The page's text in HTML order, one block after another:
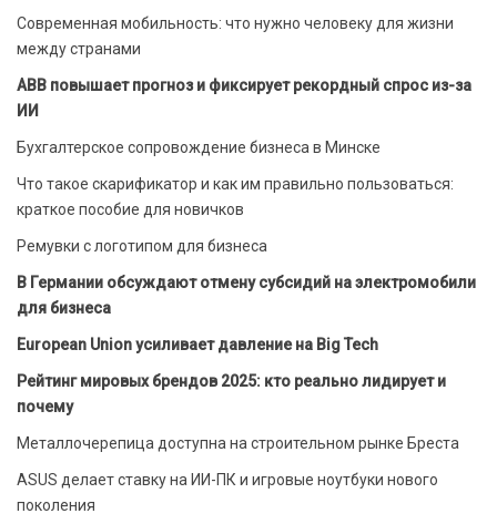
Современная мобильность: что нужно человеку для жизни
между странами
ABB повышает прогноз и фиксирует рекордный спрос из-за
ИИ
Бухгалтерское сопровождение бизнеса в Минске
Что такое скарификатор и как им правильно пользоваться:
краткое пособие для новичков
Ремувки с логотипом для бизнеса
В Германии обсуждают отмену субсидий на электромобили
для бизнеса
European Union усиливает давление на Big Tech
Рейтинг мировых брендов 2025: кто реально лидирует и
почему
Металлочерепица доступна на строительном рынке Бреста
ASUS делает ставку на ИИ-ПК и игровые ноутбуки нового
поколения